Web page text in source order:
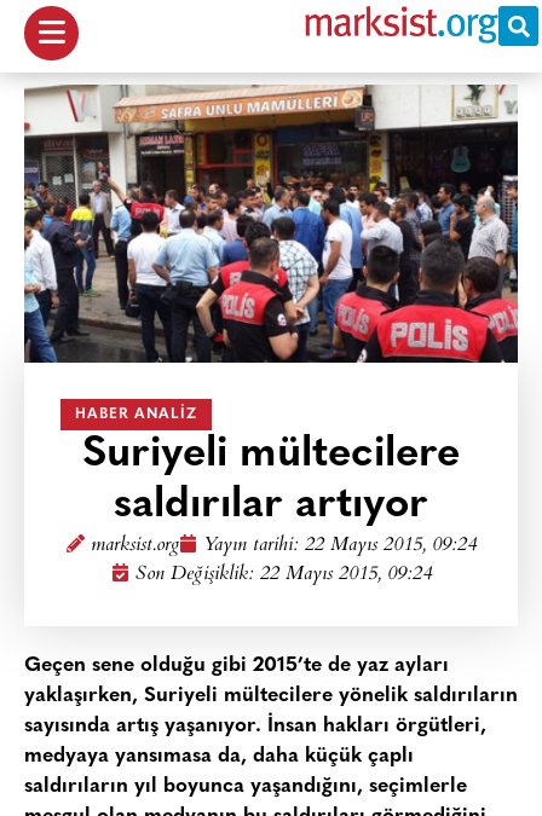
HABER ANALIZ
Suriyeli mültecilere
saldırılar artıyor
marksist.org Yayın tarihi: 22 Mayıs 2015, 09:24
Son Değişiklik: 22 Mayıs 2015, 09:24
Geçen sene olduğu gibi 2015’te de yaz ayları
yaklaşırken, Suriyeli mültecilere yönelik saldırıların
sayısında artış yaşanıyor. İnsan hakları örgütleri,
medyaya yansımasa da, daha küçük çaplı
saldırıların yıl boyunca yaşandığını, seçimlerle